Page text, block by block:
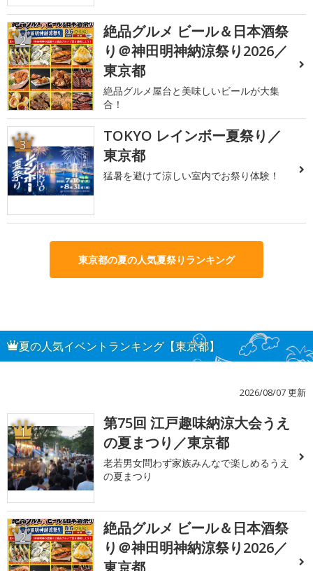
2
絶品グルメ ビール＆日本酒祭
り＠神田明神納涼祭り2026／
東京都
絶品グルメ屋台と美味しいビールが大集
合！
3
TOKYO レインボー夏祭り／
東京都
猛暑を避けて涼しい室内でお祭り体験！
東京都の夏の人気夏祭りランキング
夏の人気イベントランキング【東京都】
2026/08/07 更新
1
第75回 江戸趣味納涼大会うえ
の夏まつり／東京都
老若男女問わず家族みんなで楽しめるうえ
の夏まつり
2
絶品グルメ ビール＆日本酒祭
り＠神田明神納涼祭り2026／
東京都